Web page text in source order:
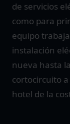
de servicios
como para
equipo
instalación
nueva hasta
cortocircuito
hotel de la